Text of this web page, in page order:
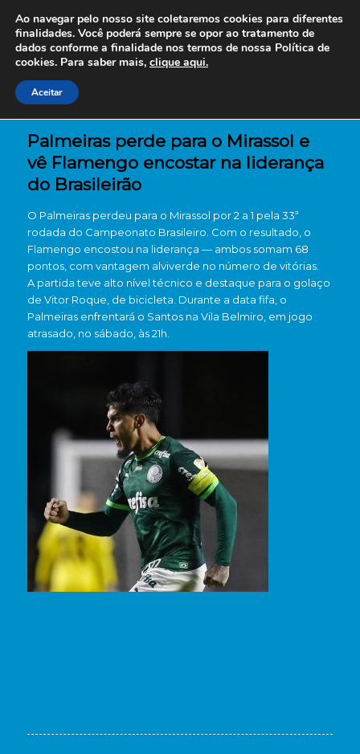
Palmeiras perde para o Mirassol e
vê Flamengo encostar na liderança
do Brasileirão
O Palmeiras perdeu para o Mirassol por 2 a 1 pela 33ª
rodada do Campeonato Brasileiro. Com o resultado, o
Flamengo encostou na liderança — ambos somam 68
pontos, com vantagem alviverde no número de vitórias.
A partida teve alto nível técnico e destaque para o golaço
de Vitor Roque, de bicicleta. Durante a data fifa, o
Palmeiras enfrentará o Santos na Vila Belmiro, em jogo
atrasado, no sábado, às 21h.
Ao navegar pelo nosso site coletaremos cookies para diferentes
finalidades. Você poderá sempre se opor ao tratamento de
dados conforme a finalidade nos termos de nossa Política de
cookies. Para saber mais, clique aqui.
Aceitar